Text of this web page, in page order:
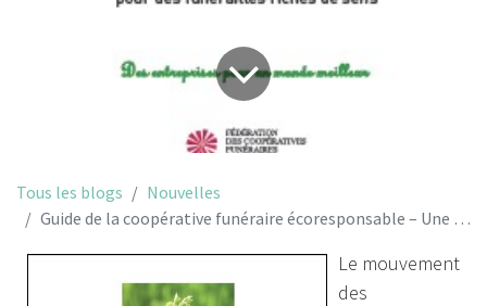
Tous les blogs
Nouvelles
Guide de la coopérative funéraire écoresponsable – Une première au Québec dans le secteur funéraire
Le mouvement
des